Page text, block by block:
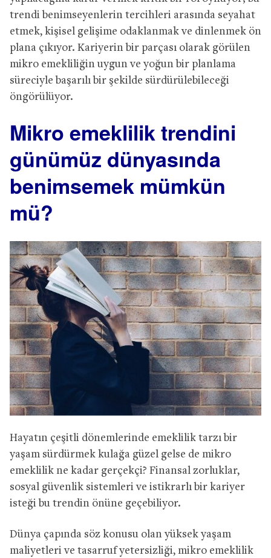
trendi benimseyenlerin tercihleri arasında seyahat
etmek, kişisel gelişime odaklanmak ve dinlenmek ön
plana çıkıyor. Kariyerin bir parçası olarak görülen
mikro emekliliğin uygun ve yoğun bir planlama
süreciyle başarılı bir şekilde sürdürülebileceği
öngörülüyor.
Mikro emeklilik trendini
günümüz dünyasında
benimsemek mümkün
mü?
Hayatın çeşitli dönemlerinde emeklilik tarzı bir
yaşam sürdürmek kulağa güzel gelse de mikro
emeklilik ne kadar gerçekçi? Finansal zorluklar,
sosyal güvenlik sistemleri ve istikrarlı bir kariyer
isteği bu trendin önüne geçebiliyor.
Dünya çapında söz konusu olan yüksek yaşam
maliyetleri ve tasarruf yetersizliği, mikro emeklilik